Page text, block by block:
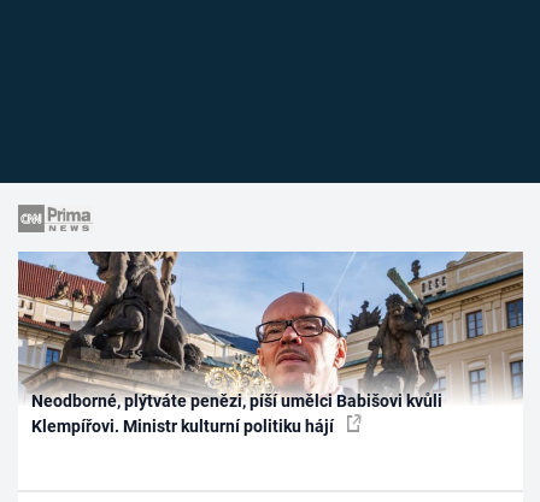
Neodborné, plýtváte penězi, píší umělci Babišovi kvůli
Klempířovi. Ministr kulturní politiku hájí